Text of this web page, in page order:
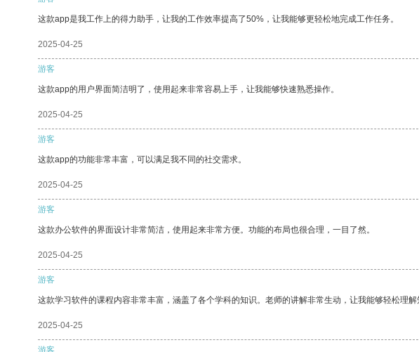
这款app是我工作上的得力助手，让我的工作效率提高了50%，让我能够更轻松地完成工作任务。
2025-04-25
游客
这款app的用户界面简洁明了，使用起来非常容易上手，让我能够快速熟悉操作。
2025-04-25
游客
这款app的功能非常丰富，可以满足我不同的社交需求。
2025-04-25
游客
这款办公软件的界面设计非常简洁，使用起来非常方便。功能的布局也很合理，一目了然。
2025-04-25
游客
这款学习软件的课程内容非常丰富，涵盖了各个学科的知识。老师的讲解非常生动，让我能够轻松理解
2025-04-25
游客